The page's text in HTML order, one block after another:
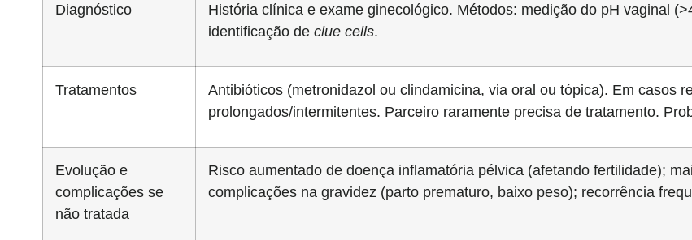
Diagnóstico
História clínica e exame ginecológico. Métodos: medição do pH vaginal
identificação de clue cells.
Tratamentos
Antibióticos (metronidazol ou clindamicina, via oral ou tópica). Em casos
prolongados/intermitentes. Parceiro raramente precisa de tratamento.
Evolução e
complicações se
não tratada
Risco aumentado de doença inflamatória pélvica (afetando fertilidade);
complicações na gravidez (parto prematuro, baixo peso); recorrência